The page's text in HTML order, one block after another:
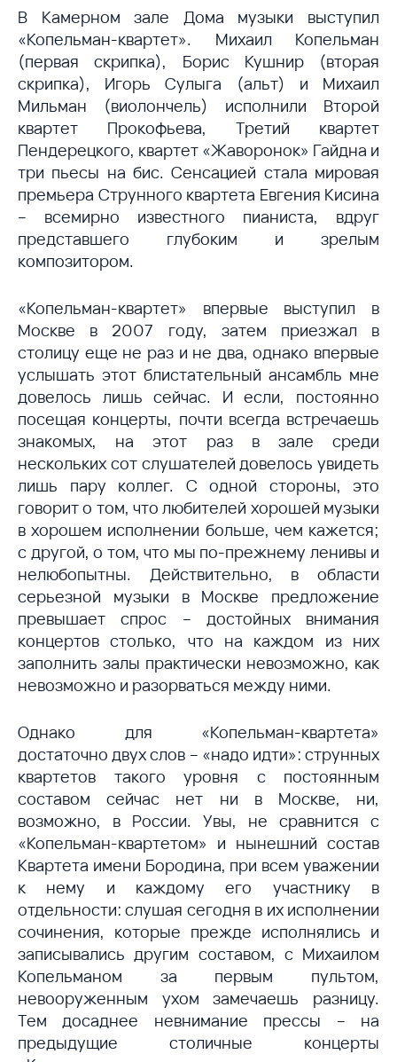
В Камерном зале Дома музыки выступил
«Копельман-квартет». Михаил Копельман
(первая скрипка), Борис Кушнир (вторая
скрипка), Игорь Сулыга (альт) и Михаил
Мильман (виолончель) исполнили Второй
квартет Прокофьева, Третий квартет
Пендерецкого, квартет «Жаворонок» Гайдна и
три пьесы на бис. Сенсацией стала мировая
премьера Струнного квартета Евгения Кисина
– всемирно известного пианиста, вдруг
представшего глубоким и зрелым
композитором.
«Копельман-квартет» впервые выступил в
Москве в 2007 году, затем приезжал в
столицу еще не раз и не два, однако впервые
услышать этот блистательный ансамбль мне
довелось лишь сейчас. И если, постоянно
посещая концерты, почти всегда встречаешь
знакомых, на этот раз в зале среди
нескольких сот слушателей довелось увидеть
лишь пару коллег. С одной стороны, это
говорит о том, что любителей хорошей музыки
в хорошем исполнении больше, чем кажется;
с другой, о том, что мы по-прежнему ленивы и
нелюбопытны. Действительно, в области
серьезной музыки в Москве предложение
превышает спрос – достойных внимания
концертов столько, что на каждом из них
заполнить залы практически невозможно, как
невозможно и разорваться между ними.
Однако для «Копельман-квартета»
достаточно двух слов – «надо идти»: струнных
квартетов такого уровня с постоянным
составом сейчас нет ни в Москве, ни,
возможно, в России. Увы, не сравнится с
«Копельман-квартетом» и нынешний состав
Квартета имени Бородина, при всем уважении
к нему и каждому его участнику в
отдельности: слушая сегодня в их исполнении
сочинения, которые прежде исполнялись и
записывались другим составом, с Михаилом
Копельманом за первым пультом,
невооруженным ухом замечаешь разницу.
Тем досаднее невнимание прессы – на
предыдущие столичные концерты